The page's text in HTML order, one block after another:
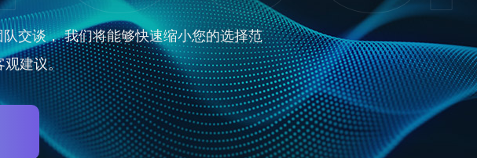
交谈， 我们将能够快速缩小您的选择范
观建议。